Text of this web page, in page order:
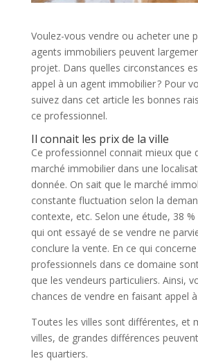
Voulez-vous vendre ou acheter une
agents immobiliers peuvent
projet. Dans quelles circonstances
appel à un agent immobilier ? Pour
suivez dans cet article les bonnes
ce professionnel.
Il connait les prix de la ville
Ce professionnel connait mieux que
marché immobilier dans une
donnée. On sait que le marché
constante fluctuation selon la
contexte, etc. Selon une étude, 38
qui ont essayé de se vendre ne
conclure la vente. En ce qui
professionnels dans ce domaine
que les vendeurs particuliers. Ainsi,
chances de vendre en faisant appel
Toutes les villes sont différentes, et
villes, de grandes différences
les quartiers.